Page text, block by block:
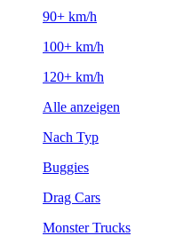
90+ km/h
100+ km/h
120+ km/h
Alle anzeigen
Nach Typ
Buggies
Drag Cars
Monster Trucks